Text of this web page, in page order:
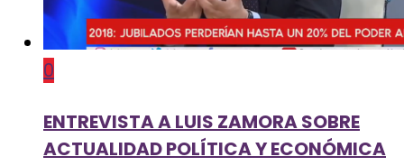
0
ENTREVISTA A LUIS ZAMORA SOBRE
ACTUALIDAD POLÍTICA Y ECONÓMICA